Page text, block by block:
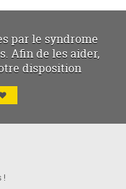
par le syndrome
Afin de les aider,
disposition
!